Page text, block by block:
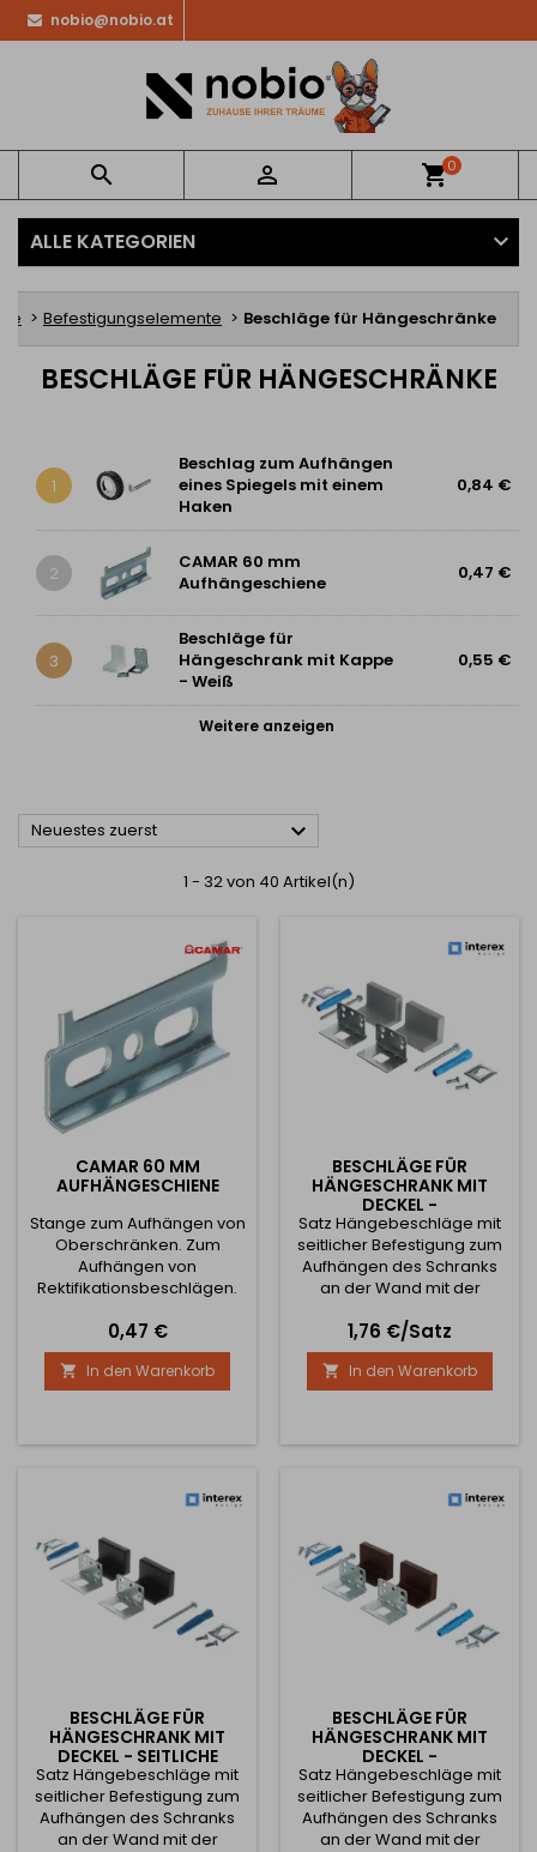
nobio@nobio.at
  shopping_cart0
ALLE KATEGORIEN
Befestigungselemente Beschläge für Hängeschränke
BESCHLÄGE FÜR HÄNGESCHRÄNKE
1
Beschlag zum Aufhängen
eines Spiegels mit einem
Haken
0,84 €
2
CAMAR 60 mm
Aufhängeschiene
0,47 €
3
Beschläge für
Hängeschrank mit Kappe
- Weiß
0,55 €
Weitere anzeigen
Neuestes zuerst 
1 - 32 von 40 Artikel(n)
CAMAR 60 MM
AUFHÄNGESCHIENE
Stange zum Aufhängen von
Oberschränken. Zum
Aufhängen von
Rektifikationsbeschlägen.
beträgt 60 mm. Es ist
notwendig, 2sk für beide
Seiten des Schrankes zu
bestellen. Preis ist für 1 Stück
Preis
0,47 €
 In den Warenkorb
BESCHLÄGE FÜR
HÄNGESCHRANK MIT
DECKEL -
SEITENMONTAGE / GRAU
Satz Hängebeschläge mit
seitlicher Befestigung zum
Aufhängen des Schranks
an der Wand mit der
in zwei Richtungen. Set
enthält zwei
Aufhängebeschläge, zwei
Kunststoffkappen,
Aufhängeschraube, zwei
Preis
1,76 €/Satz
 In den Warenkorb
BESCHLÄGE FÜR
HÄNGESCHRANK MIT
DECKEL - SEITLICHE
MONTAGE / SCHWARZ
Satz Hängebeschläge mit
seitlicher Befestigung zum
Aufhängen des Schranks
an der Wand mit der
BESCHLÄGE FÜR
HÄNGESCHRANK MIT
DECKEL -
SEITENMONTAGE /
DUNKELBRAUN
Satz Hängebeschläge mit
seitlicher Befestigung zum
Aufhängen des Schranks
an der Wand mit der